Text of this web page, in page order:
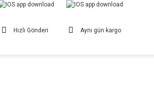
Hızlı Gönderi Aynı gün kargo